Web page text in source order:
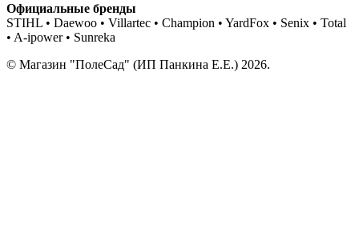
Официальные бренды
STIHL • Daewoo • Villartec • Champion • YardFox • Senix • Total
• A-ipower • Sunreka
© Магазин "ПолеСад" (ИП Панкина Е.Е.) 2026.